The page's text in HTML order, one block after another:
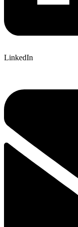
LinkedIn